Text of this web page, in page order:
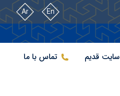
En
Ar
سایت قدیم تماس با ما